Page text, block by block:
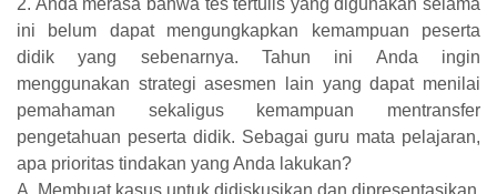
ini belum dapat mengungkapkan kemampuan peserta
didik yang sebenarnya. Tahun ini Anda ingin
menggunakan strategi asesmen lain yang dapat menilai
pemahaman sekaligus kemampuan mentransfer
pengetahuan peserta didik. Sebagai guru mata pelajaran,
apa prioritas tindakan yang Anda lakukan?
A. Membuat kasus untuk didiskusikan dan dipresentasikan